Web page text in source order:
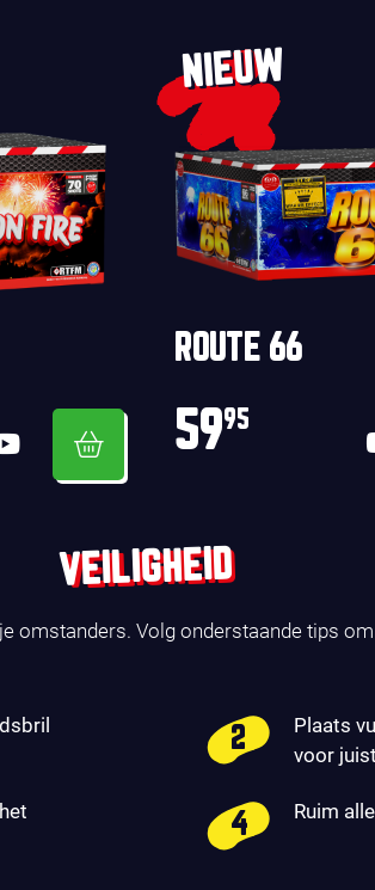
NIEUW
ROUTE 66
5995
VEILIGHEID
omstanders. Volg onderstaande tips
Plaats
voor
Ruim